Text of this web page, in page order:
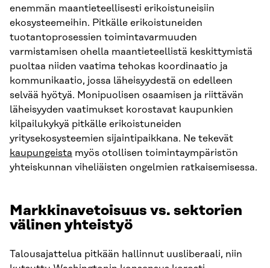
enemmän maantieteellisesti erikoistuneisiin
ekosysteemeihin. Pitkälle erikoistuneiden
tuotantoprosessien toimintavarmuuden
varmistamisen ohella maantieteellistä keskittymistä
puoltaa niiden vaatima tehokas koordinaatio ja
kommunikaatio, jossa läheisyydestä on edelleen
selvää hyötyä. Monipuolisen osaamisen ja riittävän
läheisyyden vaatimukset korostavat kaupunkien
kilpailukykyä pitkälle erikoistuneiden
yritysekosysteemien sijaintipaikkana. Ne tekevät
kaupungeista myös otollisen toimintaympäristön
yhteiskunnan viheliäisten ongelmien ratkaisemisessa.
Markkinavetoisuus vs. sektorien
välinen yhteistyö
Talousajattelua pitkään hallinnut uusliberaali, niin